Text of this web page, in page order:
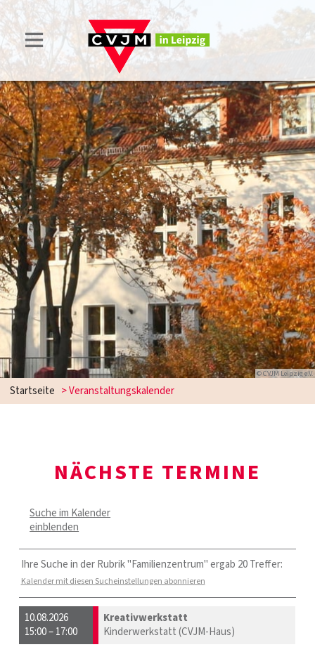
© CVJM Leipzig e.V.
Startseite > Veranstaltungskalender
NÄCHSTE TERMINE
Suche im Kalender
einblenden
Ihre Suche in der Rubrik "Familienzentrum" ergab 20 Treffer:
Kalender mit diesen Sucheinstellungen abonnieren
10.08.2026
15:00 – 17:00
Kreativwerkstatt
Kinderwerkstatt (CVJM-Haus)